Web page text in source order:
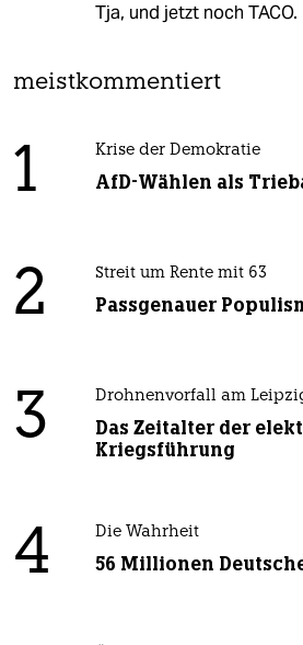
Tja, und jetzt noch TACO.
meistkommentiert
1 Krise der Demokratie
AfD-Wählen als
2 Streit um Rente mit 63
Passgenauer
3 Drohnenvorfall am
Das Zeitalter der
Kriegsführung
4 Die Wahrheit
56 Millionen